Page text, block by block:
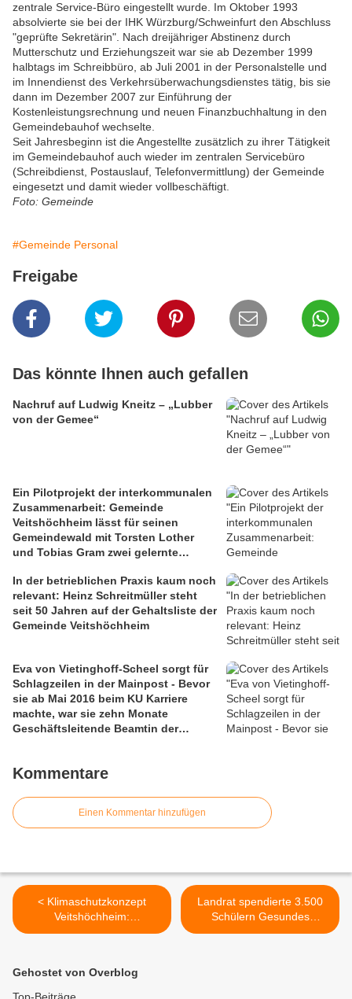
zentrale Service-Büro eingestellt wurde. Im Oktober 1993
absolvierte sie bei der IHK Würzburg/Schweinfurt den Abschluss
"geprüfte Sekretärin". Nach dreijähriger Abstinenz durch
Mutterschutz und Erziehungszeit war sie ab Dezember 1999
halbtags im Schreibbüro, ab Juli 2001 in der Personalstelle und
im Innendienst des Verkehrsüberwachungsdienstes tätig, bis sie
dann im Dezember 2007 zur Einführung der
Kostenleistungsrechnung und neuen Finanzbuchhaltung in den
Gemeindebauhof wechselte.
Seit Jahresbeginn ist die Angestellte zusätzlich zu ihrer Tätigkeit
im Gemeindebauhof auch wieder im zentralen Servicebüro
(Schreibdienst, Postauslauf, Telefonvermittlung) der Gemeinde
eingesetzt und damit wieder vollbeschäftigt.
Foto: Gemeinde
#Gemeinde Personal
Freigabe
Das könnte Ihnen auch gefallen
Nachruf auf Ludwig Kneitz – „Lubber
von der Gemee“
Ein Pilotprojekt der interkommunalen
Zusammenarbeit: Gemeinde
Veitshöchheim lässt für seinen
Gemeindewald mit Torsten Lother
und Tobias Gram zwei gelernte
Forstwirten durch den Zellinger
Gemeindeförster ausbilden
In der betrieblichen Praxis kaum noch
relevant: Heinz Schreitmüller steht
seit 50 Jahren auf der Gehaltsliste der
Gemeinde Veitshöchheim
Eva von Vietinghoff-Scheel sorgt für
Schlagzeilen in der Mainpost - Bevor
sie ab Mai 2016 beim KU Karriere
machte, war sie zehn Monate
Geschäftsleitende Beamtin der
Kommentare
Einen Kommentar hinzufügen
< Klimaschutzkonzept
Veitshöchheim:
Energieausweispflicht und
Vortrag am 30.9.
Landrat spendierte 3.500
Schülern Gesundes
Schulobst >
Gehostet von Overblog